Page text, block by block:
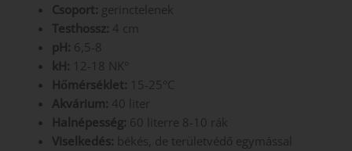
Csoport: gerinctelenek
Testhossz: 4 cm
pH: 6,5-8
kH: 12-18 NK°
Hőmérséklet: 15-25°C
Akvárium: 40 liter
Halnépesség: 60 literre 8-10 rák
Viselkedés: békés, de területvédő egymással